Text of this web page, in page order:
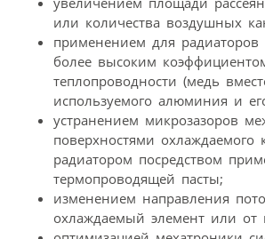
или количества воздушных
применением для радиаторов
более высоким
теплопроводности (медь
используемого алюминия и
устранением микрозазоров
поверхностями охлаждаемого
радиатором посредством
термопроводящей пасты;
изменением направления
охлаждаемый элемент или от